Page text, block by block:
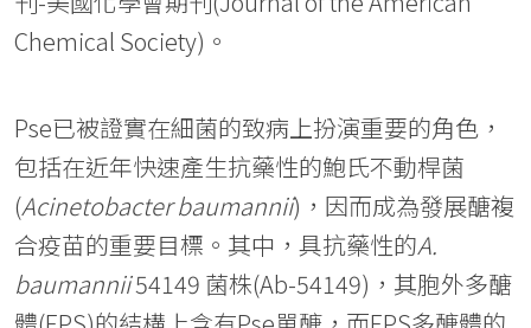
Chemical Society)。
Pse已被證實在細菌的致病上扮演重要的角色，
包括在近年快速產生抗藥性的鮑氏不動桿菌
(Acinetobacter baumannii)，因而成為發展醣複
合疫苗的重要目標。其中，具抗藥性的A.
baumannii54149 菌株(Ab-54149)，其胞外多醣